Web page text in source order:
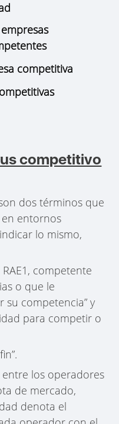
competitiva
competitivo
dos términos que
entornos
lo mismo,
competente
o que le
competencia” y
para competir o
los operadores
de mercado,
denota el